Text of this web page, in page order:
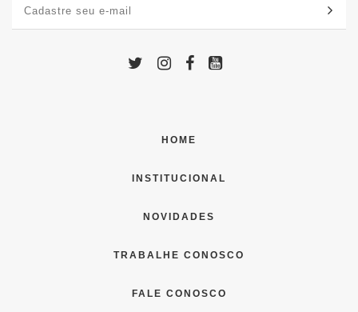
HOME
INSTITUCIONAL
NOVIDADES
TRABALHE CONOSCO
FALE CONOSCO